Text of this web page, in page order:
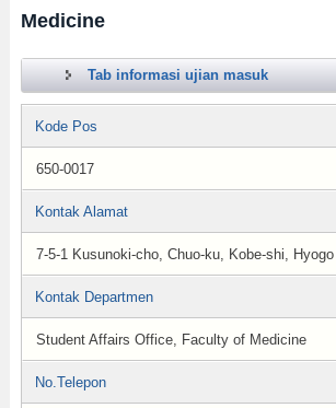
Medicine
Tab informasi ujian masuk
Kode Pos
650-0017
Kontak Alamat
7-5-1 Kusunoki-cho, Chuo-ku, Kobe-shi, Hyogo
Kontak Departmen
Student Affairs Office, Faculty of Medicine
No.Telepon